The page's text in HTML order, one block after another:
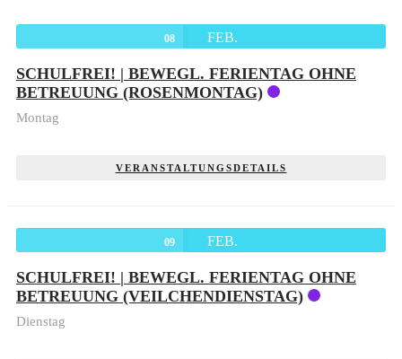
08 FEB.
SCHULFREI! | BEWEGL. FERIENTAG OHNE
BETREUUNG (ROSENMONTAG)
Montag
VERANSTALTUNGSDETAILS
09 FEB.
SCHULFREI! | BEWEGL. FERIENTAG OHNE
BETREUUNG (VEILCHENDIENSTAG)
Dienstag